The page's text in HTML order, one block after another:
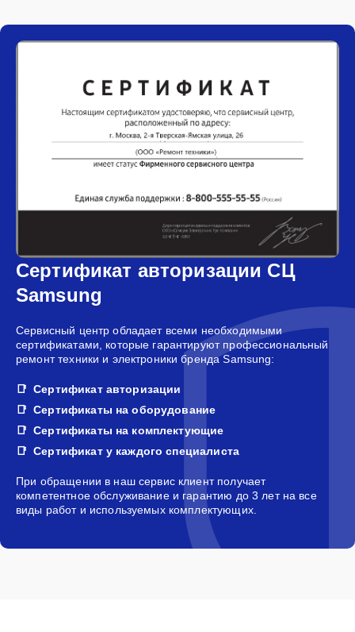
Сертификат авторизации СЦ
Samsung
Сервисный центр обладает всеми необходимыми
сертификатами, которые гарантируют профессиональный
ремонт техники и электроники бренда Samsung:
Сертификат авторизации
Сертификаты на оборудование
Сертификаты на комплектующие
Сертификат у каждого специалиста
При обращении в наш сервис клиент получает
компетентное обслуживание и гарантию до 3 лет на все
виды работ и используемых комплектующих.